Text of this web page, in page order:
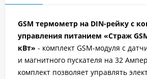
GSM термометр на DIN-рейку с
управления питанием «Страж
кВт» - комплект GSM-модуля с
и магнитного пускателя на 32
комплект позволяет управлять